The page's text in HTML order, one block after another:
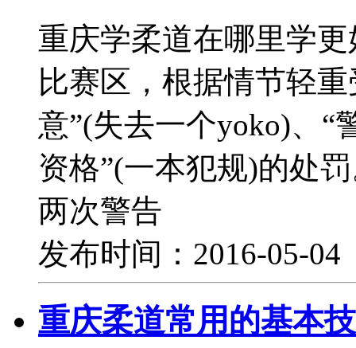
重庆学柔道在哪里学
比赛区，根据情节轻
意”(失去一个yoko)、“
资格”(一本犯规)的处
两次警告
发布时间：2016-05-
重庆柔道常用的基本